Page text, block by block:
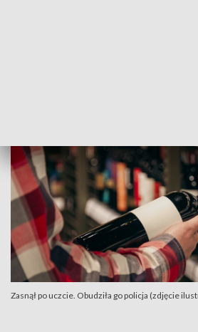
Zasnął po uczcie. Obudziła go policja (zdjęcie